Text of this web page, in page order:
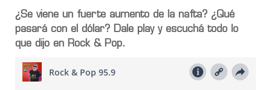
¿Se viene un fuerte aumento de la nafta? ¿Qué
pasará con el dólar? Dale play y escuchá todo lo
que dijo en Rock & Pop.